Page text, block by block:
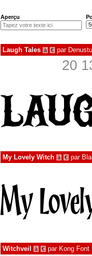
Aperçu
Laugh Tales à € par
20
My Lovely Witch à € par
Witchveil à € par Kong Font